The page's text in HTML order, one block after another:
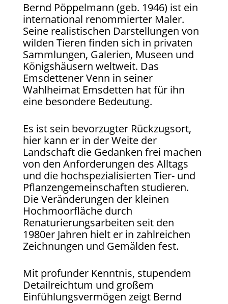
Bernd Pöppelmann (geb. 1946) ist ein
international renommierter Maler.
Seine realistischen Darstellungen von
wilden Tieren finden sich in privaten
Sammlungen, Galerien, Museen und
Königshäusern weltweit. Das
Emsdettener Venn in seiner
Wahlheimat Emsdetten hat für ihn
eine besondere Bedeutung.
Es ist sein bevorzugter Rückzugsort,
hier kann er in der Weite der
Landschaft die Gedanken frei machen
von den Anforderungen des Alltags
und die hochspezialisierten Tier- und
Pflanzengemeinschaften studieren.
Die Veränderungen der kleinen
Hochmoorfläche durch
Renaturierungsarbeiten seit den
1980er Jahren hielt er in zahlreichen
Zeichnungen und Gemälden fest.
Mit profunder Kenntnis, stupendem
Detailreichtum und großem
Einfühlungsvermögen zeigt Bernd